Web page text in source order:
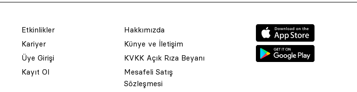
Etkinlikler
Kariyer
Üye Girişi
Kayıt Ol
Hakkımızda
Künye ve İletişim
KVKK Açık Rıza Beyanı
Mesafeli Satış
Sözleşmesi